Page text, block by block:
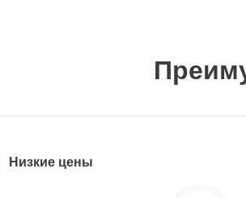
Низкие цены